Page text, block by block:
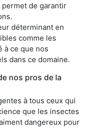
de garantir
déterminant en
comme les
à ce que nos
dans ce domaine.
nos pros de la
à tous ceux qui
que les insectes
dangereux pour